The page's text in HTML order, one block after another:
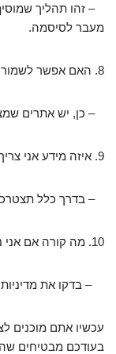
– זהו תהליך
מעבר לסיסמה.
8. האם אפשר לשמור על אנונימיות בלוטו אונליין?
– כן, יש אתרים
9. איזה מידע אני צריך לתת כדי לקנות כרטיס לוטו אונליין?
– בדרך כלל
10. מה קורה אם אני נורה שאני לא זכאי לפרס?
– בדקו את
עכשיו אתם מוכנים
בעודכם מבטיחים